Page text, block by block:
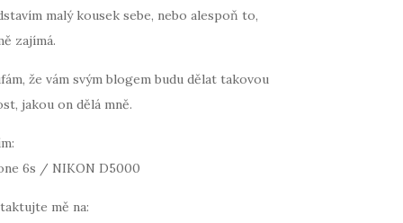
malý kousek sebe, nebo alespoň to,
zajímá.
že vám svým blogem budu dělat takovou
jakou on dělá mně.
6s / NIKON D5000
mě na: